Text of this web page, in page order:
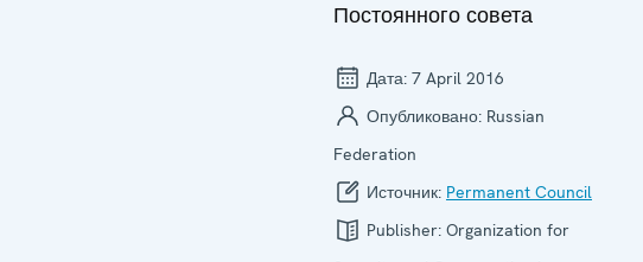
Постоянного совета
Дата: 7 April 2016
Опубликовано: Russian
Federation
Источник: Permanent Council
Publisher: Organization for